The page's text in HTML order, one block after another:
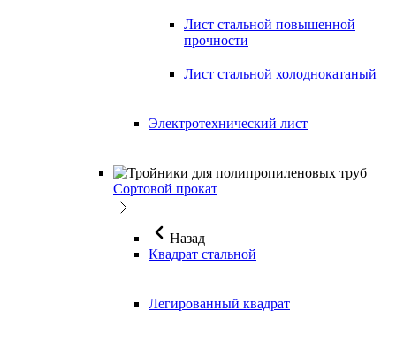
Лист стальной повышенной
прочности
Лист стальной холоднокатаный
Электротехнический лист
Сортовой прокат
Назад
Квадрат стальной
Легированный квадрат